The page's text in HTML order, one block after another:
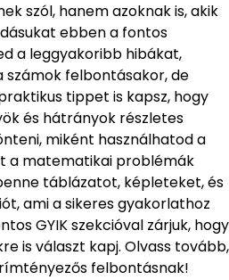
szól, hanem azoknak is, akik
ebben a fontos
a leggyakoribb hibákat,
felbontásakor, de
tippet is kapsz, hogy
és hátrányok részletes
miként használhatod a
a matematikai problémák
táblázatot, képleteket, és
ami a sikeres gyakorlathoz
GYIK szekcióval zárjuk, hogy
is választ kapj. Olvass tovább,
felbontásnak!